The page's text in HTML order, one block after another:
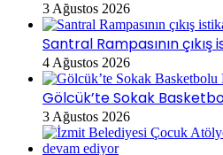
3 Ağustos 2026
Santral Rampasının
4 Ağustos 2026
Gölcük’te Sokak
3 Ağustos 2026